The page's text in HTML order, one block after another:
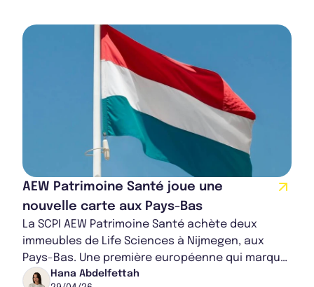
Bulletin 2024 T3
Bulletin 2024 T2
Bulletin 2024 T1
Bulletin 2023 T4
AEW Patrimoine Santé joue une
nouvelle carte aux Pays-Bas
La SCPI AEW Patrimoine Santé achète deux
immeubles de Life Sciences à Nijmegen, aux
Pays-Bas. Une première européenne qui marque
aussi l'entrée de la SCPI dans une nouvelle
Hana Abdelfettah